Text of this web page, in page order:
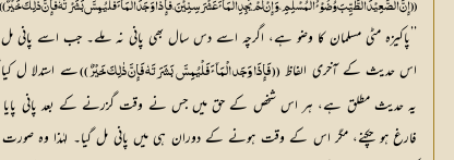
(( إِنَّ الصَّعِیْدَ الطَّیِّبَ وُضُوْئُ الْمُسْلِمِ، وَإِنْ لَّمْ یَجِدِ الْمَآئَ عَشْرَ سِنِیْنَ، فَإِذَا وَجَدَ الْمَآئَ فَلْیُمِسَّ بَشَرْتَہٗ فَإِنَّ ذٰلِکَ خَیْرٌ ))
’’پاکیزہ مٹی مسلمان کا وضو ہے، اگرچہ اسے دس سال بھی پانی نہ ملے۔ جب اسے
اس حدیث کے آخری الفاظ (( فَإِذَا وَجَد الْمَآئَ فَلْیُمِسَّ بَشَرَتَہٗ فَإِنَّ ذٰلِکَ خَیْرٌ ))